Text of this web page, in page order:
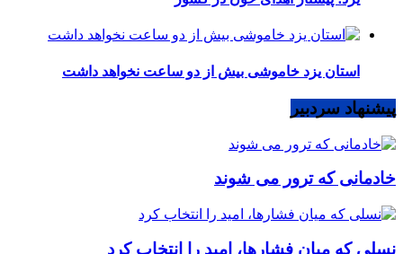
استان یزد خاموشی بیش از دو ساعت نخواهد داشت
پیشنهاد سردبیر
خادمانی که ترور می شوند
نسلی که میان فشارها، امید را انتخاب کرد